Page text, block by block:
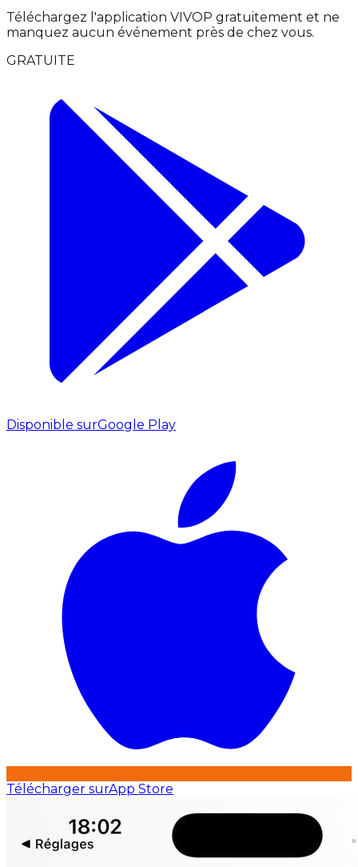
Téléchargez l'application VIVOP gratuitement et ne
manquez aucun événement près de chez vous.
GRATUITE
Disponible surGoogle Play
Télécharger surApp Store